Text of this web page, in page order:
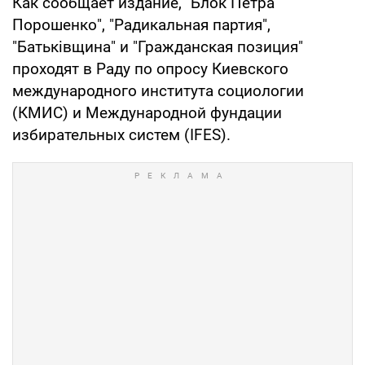
Порошенко", "Радикальная партия",
"Батьківщина" и "Гражданская позиция"
проходят в Раду по опросу Киевского
международного института социологии
(КМИС) и Международной фундации
избирательных систем (IFES).